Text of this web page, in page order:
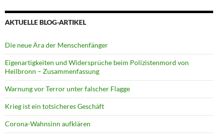
AKTUELLE BLOG-ARTIKEL
Die neue Ära der Menschenfänger
Eigenartigkeiten und Widersprüche beim Polizistenmord von
Heilbronn – Zusammenfassung
Warnung vor Terror unter falscher Flagge
Krieg ist ein totsicheres Geschäft
Corona-Wahnsinn aufklären